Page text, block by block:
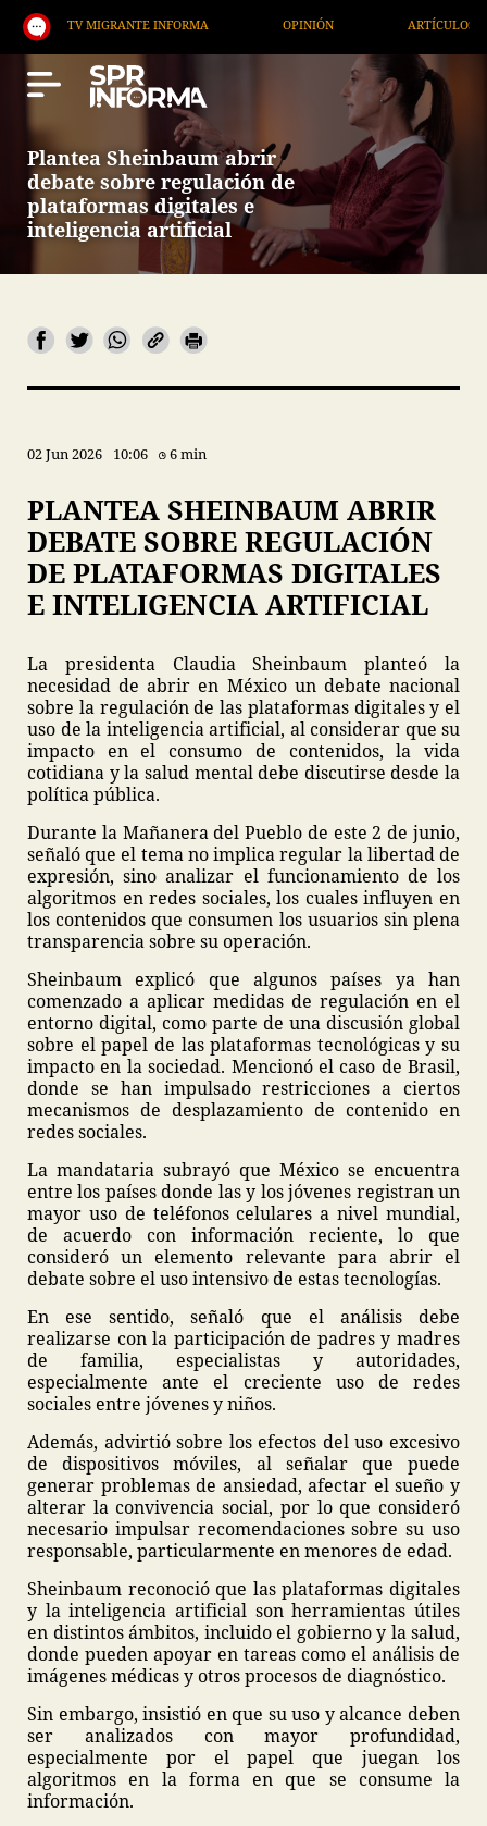
TV MIGRANTE INFORMA
Plantea Sheinbaum abrir
debate sobre regulación de
plataformas digitales e
inteligencia artificial
02 Jun 2026 10:06 6 min
PLANTEA SHEINBAUM ABRIR
DEBATE SOBRE REGULACIÓN
DE PLATAFORMAS DIGITALES
E INTELIGENCIA ARTIFICIAL
La presidenta Claudia Sheinbaum planteó la
necesidad de abrir en México un debate nacional
sobre la regulación de las plataformas digitales y el
uso de la inteligencia artificial, al considerar que su
impacto en el consumo de contenidos, la vida
cotidiana y la salud mental debe discutirse desde la
política pública.
Durante la Mañanera del Pueblo de este 2 de junio,
señaló que el tema no implica regular la libertad de
expresión, sino analizar el funcionamiento de los
algoritmos en redes sociales, los cuales influyen en
los contenidos que consumen los usuarios sin plena
transparencia sobre su operación.
Sheinbaum explicó que algunos países ya han
comenzado a aplicar medidas de regulación en el
entorno digital, como parte de una discusión global
sobre el papel de las plataformas tecnológicas y su
impacto en la sociedad. Mencionó el caso de Brasil,
donde se han impulsado restricciones a ciertos
mecanismos de desplazamiento de contenido en
redes sociales.
La mandataria subrayó que México se encuentra
entre los países donde las y los jóvenes registran un
mayor uso de teléfonos celulares a nivel mundial,
de acuerdo con información reciente, lo que
consideró un elemento relevante para abrir el
debate sobre el uso intensivo de estas tecnologías.
En ese sentido, señaló que el análisis debe
realizarse con la participación de padres y madres
de familia, especialistas y autoridades,
especialmente ante el creciente uso de redes
sociales entre jóvenes y niños.
Además, advirtió sobre los efectos del uso excesivo
de dispositivos móviles, al señalar que puede
generar problemas de ansiedad, afectar el sueño y
alterar la convivencia social, por lo que consideró
necesario impulsar recomendaciones sobre su uso
responsable, particularmente en menores de edad.
Sheinbaum reconoció que las plataformas digitales
y la inteligencia artificial son herramientas útiles
en distintos ámbitos, incluido el gobierno y la salud,
donde pueden apoyar en tareas como el análisis de
imágenes médicas y otros procesos de diagnóstico.
Sin embargo, insistió en que su uso y alcance deben
ser analizados con mayor profundidad,
especialmente por el papel que juegan los
algoritmos en la forma en que se consume la
información.